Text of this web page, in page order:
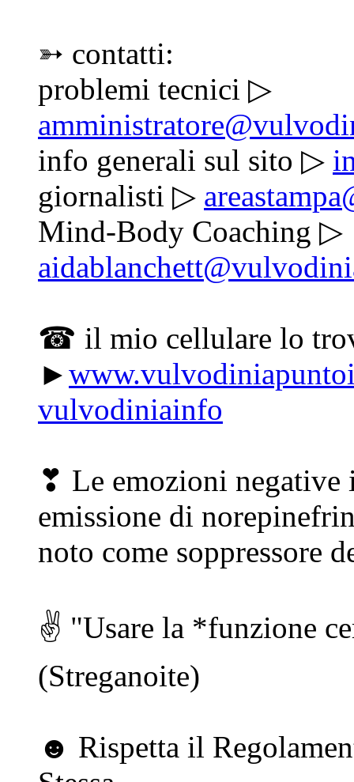
➳ contatti:
problemi tecnici ▷
info generali sul sito ▷
giornalisti ▷
Mind-Body Coaching ▷
☎ il mio cellulare lo
►
vulvodiniainfo
❣ Le emozioni negative
emissione di
noto come soppressore
✌ "Usare la *funzione
(Streganoite)
☻ Rispetta il